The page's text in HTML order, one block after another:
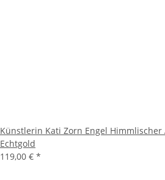
Künstlerin Kati Zorn Engel
Echtgold
119,00 € *